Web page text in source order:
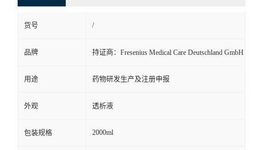
方
式
货号 /
品牌 持证商：Fresenius Medical Care Deutschland GmbH
用途 药物研发生产及注册申报
外观 透析液
包装规格 2000ml